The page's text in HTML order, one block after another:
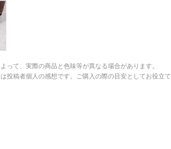
って、実際の商品と色味等が異なる場合があります。
投稿者個人の感想です。ご購入の際の目安としてお役立て